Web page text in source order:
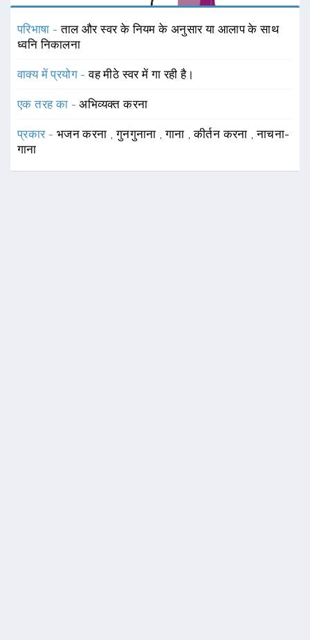
परिभाषा -ताल और स्वर के नियम के अनुसार या आलाप के साथ
ध्वनि निकालना
वाक्य में प्रयोग -वह मीठे स्वर में गा रही है।
एक तरह का -अभिव्यक्त करना
प्रकार - भजन करना ,गुनगुनाना ,गाना ,कीर्तन करना ,नाचना-
गाना